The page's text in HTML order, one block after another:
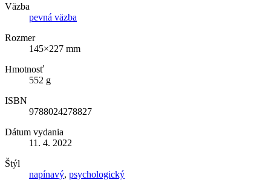
Väzba
pevná väzba
Rozmer
145×227 mm
Hmotnosť
552 g
ISBN
9788024278827
Dátum vydania
11. 4. 2022
Štýl
napínavý, psychologický